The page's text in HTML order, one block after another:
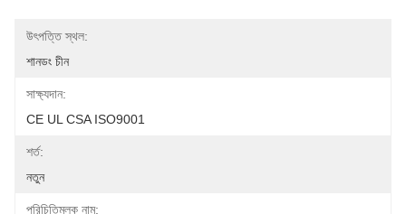
উৎপত্তি স্থল:
শানডং চীন
সাক্ষ্যদান:
CE UL CSA ISO9001
শর্ত:
নতুন
পরিচিতিমুলক নাম: